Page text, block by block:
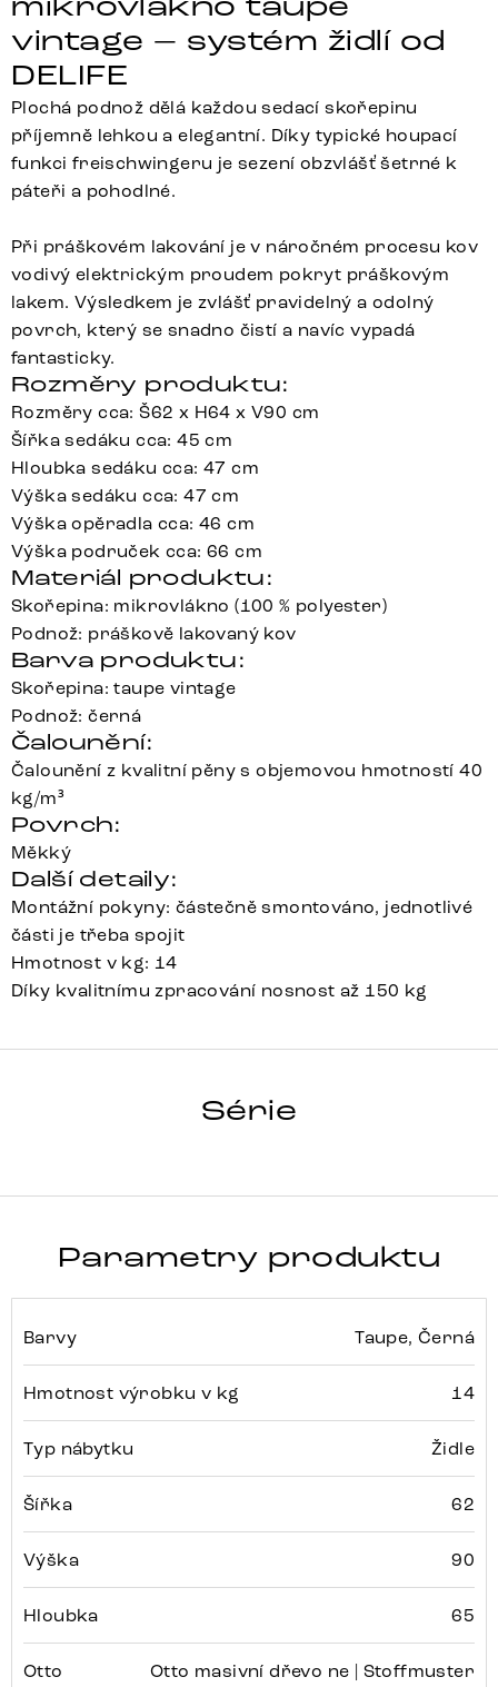
vintage – systém židlí od
DELIFE
Plochá podnož dělá každou sedací skořepinu
příjemně lehkou a elegantní. Díky typické houpací
funkci freischwingeru je sezení obzvlášť šetrné k
páteři a pohodlné.
Při práškovém lakování je v náročném procesu kov
vodivý elektrickým proudem pokryt práškovým
lakem. Výsledkem je zvlášť pravidelný a odolný
povrch, který se snadno čistí a navíc vypadá
fantasticky.
Rozměry produktu:
Rozměry cca: Š62 x H64 x V90 cm
Šířka sedáku cca: 45 cm
Hloubka sedáku cca: 47 cm
Výška sedáku cca: 47 cm
Výška opěradla cca: 46 cm
Výška područek cca: 66 cm
Materiál produktu:
Skořepina: mikrovlákno (100 % polyester)
Podnož: práškově lakovaný kov
Barva produktu:
Skořepina: taupe vintage
Podnož: černá
Čalounění:
Čalounění z kvalitní pěny s objemovou hmotností 40
kg/m³
Povrch:
Měkký
Další detaily:
Montážní pokyny: částečně smontováno, jednotlivé
části je třeba spojit
Hmotnost v kg: 14
Díky kvalitnímu zpracování nosnost až 150 kg
Série
VINJA-FLEX
Parametry produktu
Barvy Taupe, Černá
Hmotnost výrobku v kg 14
Typ nábytku Židle
Šířka 62
Výška 90
Hloubka 65
Otto
Otto masivní dřevo ne | Stoffmuster